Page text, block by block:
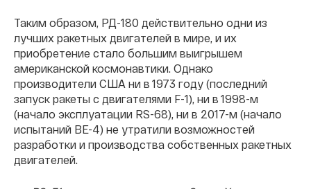
Таким образом, РД-180 действительно одни из
лучших ракетных двигателей в мире, и их
приобретение стало большим выигрышем
американской космонавтики. Однако
производители США ни в 1973 году (последний
запуск ракеты с двигателями F-1), ни в 1998-м
(начало эксплуатации RS-68), ни в 2017-м (начало
испытаний BE-4) не утратили возможностей
разработки и производства собственных ракетных
двигателей.